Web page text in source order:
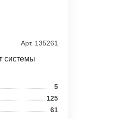
Арт. 135261
системы
5
125
61